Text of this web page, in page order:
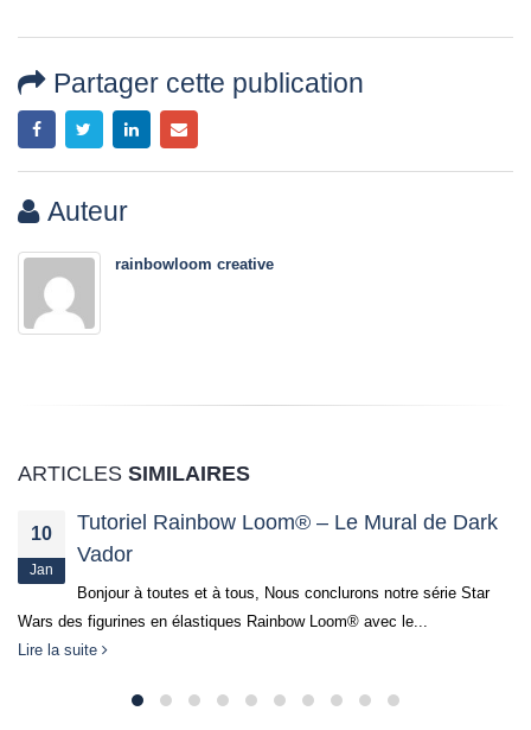
Partager cette publication
Auteur
rainbowloom creative
ARTICLES SIMILAIRES